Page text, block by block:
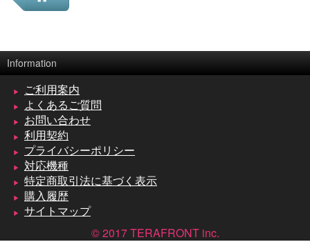
Information
ご利用案内
よくあるご質問
お問い合わせ
利用契約
プライバシーポリシー
対応機種
特定商取引法に基づく表示
購入履歴
サイトマップ
© 2017 TERAFRONT inc.